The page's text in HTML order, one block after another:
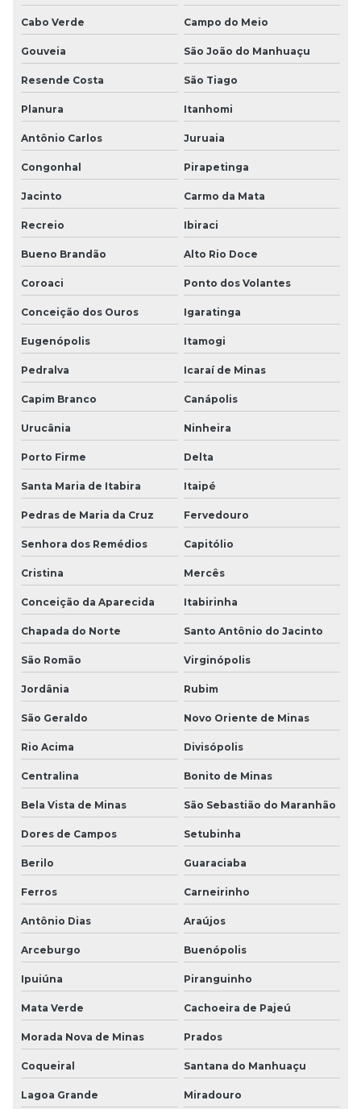
Cabo Verde Campo do Meio
Gouveia São João do Manhuaçu
Resende Costa São Tiago
Planura Itanhomi
Antônio Carlos Juruaia
Congonhal Pirapetinga
Jacinto Carmo da Mata
Recreio Ibiraci
Bueno Brandão Alto Rio Doce
Coroaci Ponto dos Volantes
Conceição dos Ouros Igaratinga
Eugenópolis Itamogi
Pedralva Icaraí de Minas
Capim Branco Canápolis
Urucânia Ninheira
Porto Firme Delta
Santa Maria de Itabira Itaipé
Pedras de Maria da Cruz Fervedouro
Senhora dos Remédios Capitólio
Cristina Mercês
Conceição da Aparecida Itabirinha
Chapada do Norte Santo Antônio do Jacinto
São Romão Virginópolis
Jordânia Rubim
São Geraldo Novo Oriente de Minas
Rio Acima Divisópolis
Centralina Bonito de Minas
Bela Vista de Minas São Sebastião do Maranhão
Dores de Campos Setubinha
Berilo Guaraciaba
Ferros Carneirinho
Antônio Dias Araújos
Arceburgo Buenópolis
Ipuiúna Piranguinho
Mata Verde Cachoeira de Pajeú
Morada Nova de Minas Prados
Coqueiral Santana do Manhuaçu
Lagoa Grande Miradouro